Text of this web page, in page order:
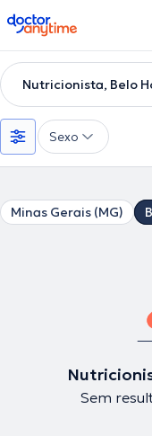
doctoranytime
Nutricionista, Belo
Sexo
Minas Gerais (MG)
Sem